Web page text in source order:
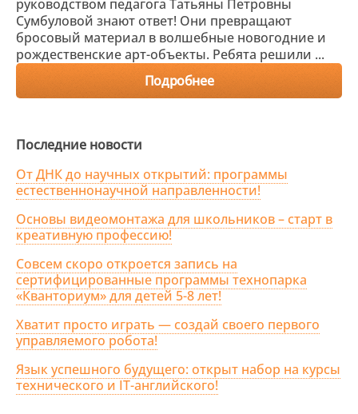
руководством педагога Татьяны Петровны
Сумбуловой знают ответ! Они превращают
бросовый материал в волшебные новогодние и
рождественские арт-объекты. Ребята решили ...
Подробнее
Последние новости
От ДНК до научных открытий: программы
естественнонаучной направленности!
Основы видеомонтажа для школьников – старт в
креативную профессию!
Совсем скоро откроется запись на
сертифицированные программы технопарка
«Кванториум» для детей 5-8 лет!
Хватит просто играть — создай своего первого
управляемого робота!
Язык успешного будущего: открыт набор на курсы
технического и IT-английского!